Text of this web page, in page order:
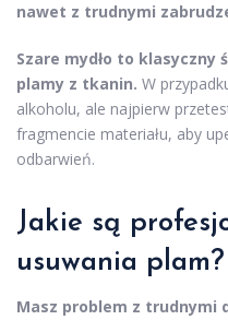
nawet z trudnymi
Szare mydło to
plamy z tkanin. W
alkoholu, ale najpierw
fragmencie materiału, aby
odbarwień.
Jakie są
usuwania plam?
Masz problem z trudnymi